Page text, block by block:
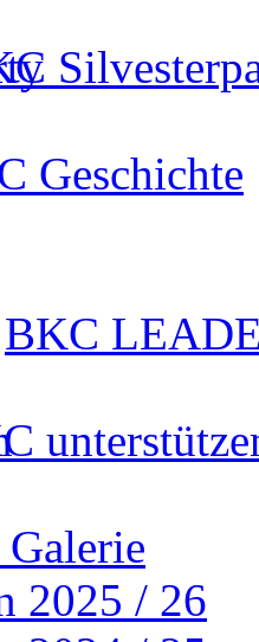
Geschichte
BKC
2025 / 26